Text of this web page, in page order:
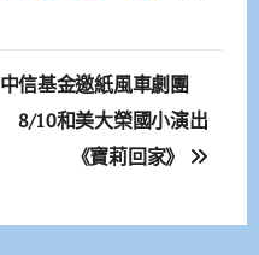
中信基金邀紙風車劇團
8/10和美大榮國小演出
《寶莉回家》